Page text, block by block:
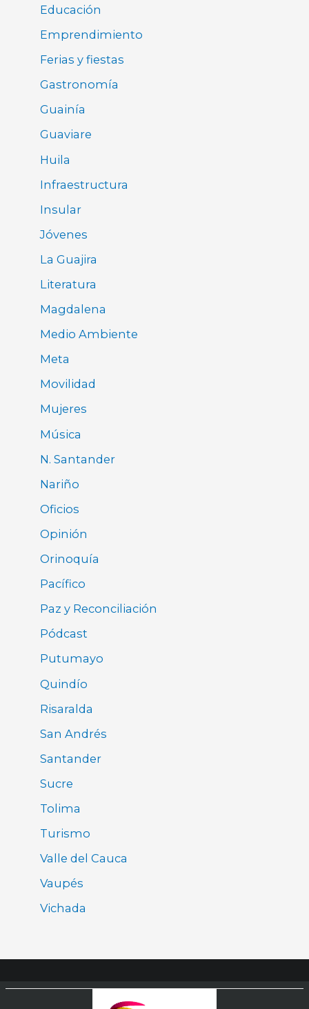
Educación
Emprendimiento
Ferias y fiestas
Gastronomía
Guainía
Guaviare
Huila
Infraestructura
Insular
Jóvenes
La Guajira
Literatura
Magdalena
Medio Ambiente
Meta
Movilidad
Mujeres
Música
N. Santander
Nariño
Oficios
Opinión
Orinoquía
Pacífico
Paz y Reconciliación
Pódcast
Putumayo
Quindío
Risaralda
San Andrés
Santander
Sucre
Tolima
Turismo
Valle del Cauca
Vaupés
Vichada